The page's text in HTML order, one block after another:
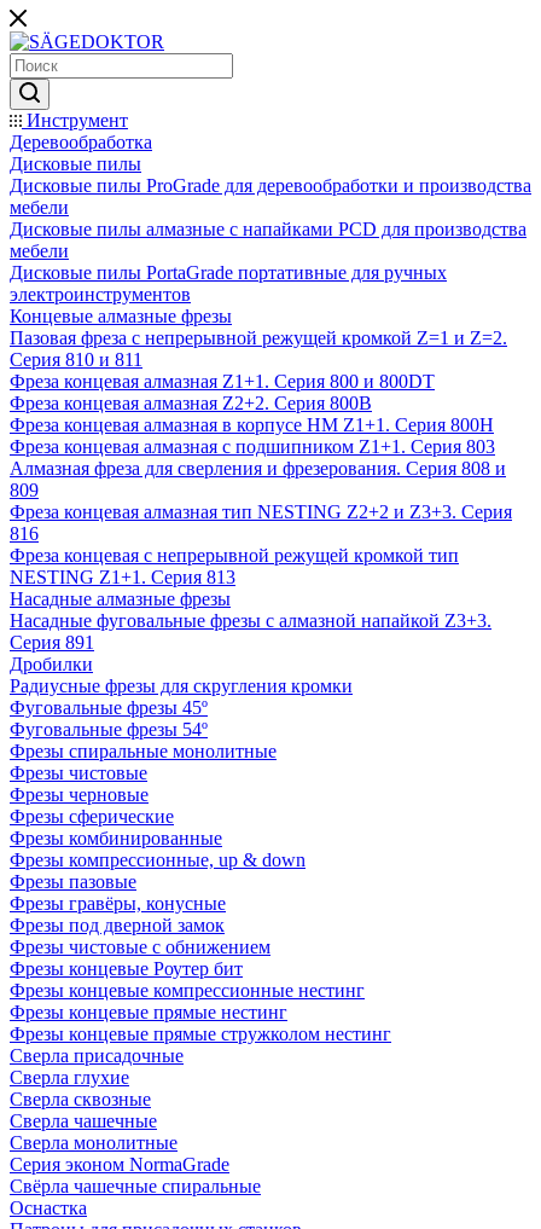
Инструмент
Деревообработка
Дисковые пилы
Дисковые пилы ProGrade для деревообработки и производства
мебели
Дисковые пилы алмазные с напайками PCD для производства
мебели
Дисковые пилы PortaGrade портативные для ручных
электроинструментов
Концевые алмазные фрезы
Пазовая фреза с непрерывной режущей кромкой Z=1 и Z=2.
Серия 810 и 811
Фреза концевая алмазная Z1+1. Серия 800 и 800DT
Фреза концевая алмазная Z2+2. Серия 800B
Фреза концевая алмазная в корпусе НМ Z1+1. Серия 800H
Фреза концевая алмазная с подшипником Z1+1. Серия 803
Алмазная фреза для сверления и фрезерования. Серия 808 и
809
Фреза концевая алмазная тип NESTING Z2+2 и Z3+3. Серия
816
Фреза концевая с непрерывной режущей кромкой тип
NESTING Z1+1. Серия 813
Насадные алмазные фрезы
Насадные фуговальные фрезы с алмазной напайкой Z3+3.
Серия 891
Дробилки
Радиусные фрезы для скругления кромки
Фуговальные фрезы 45º
Фуговальные фрезы 54º
Фрезы спиральные монолитные
Фрезы чистовые
Фрезы черновые
Фрезы сферические
Фрезы комбинированные
Фрезы компрессионные, up & down
Фрезы пазовые
Фрезы гравёры, конусные
Фрезы под дверной замок
Фрезы чистовые с обнижением
Фрезы концевые Роутер бит
Фрезы концевые компрессионные нестинг
Фрезы концевые прямые нестинг
Фрезы концевые прямые стружколом нестинг
Сверла присадочные
Сверла глухие
Сверла сквозные
Сверла чашечные
Сверла монолитные
Серия эконом NormaGrade
Свёрла чашечные спиральные
Оснастка